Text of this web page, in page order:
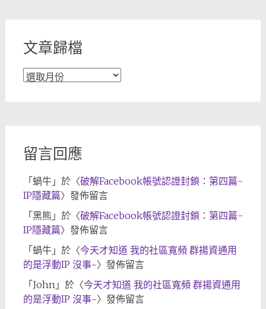
文章歸檔
文
留言回應
「蝸牛」於〈破解Facebook帳號認證封鎖：第四篇-
IP隱藏篇〉發佈留言
「黑熊 」於〈破解Facebook帳號認證封鎖：第四篇-
IP隱藏篇〉發佈留言
「蝸牛」於〈今天才知道 我的社區寬頻 群揚資通用
的是浮動IP 沒事~〉發佈留言
「John 」於〈今天才知道 我的社區寬頻 群揚資通用
的是浮動IP 沒事~〉發佈留言